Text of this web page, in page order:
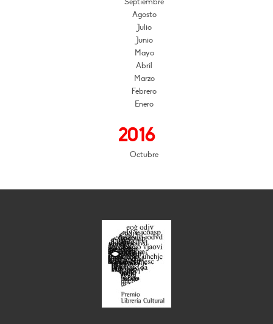
Agosto
Julio
Junio
Mayo
Abril
Marzo
Febrero
Enero
2016
Octubre